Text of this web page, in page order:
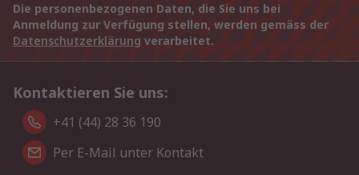
Die personenbezogenen Daten, die Sie uns bei
Anmeldung zur Verfügung stellen, werden gemäss der
Datenschutzerklärung verarbeitet.
Kontaktieren Sie uns:
+41 (44) 28 36 190
Per E-Mail unter Kontakt